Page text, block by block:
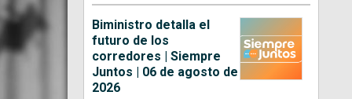
Biministro detalla el
futuro de los
corredores | Siempre
Juntos | 06 de agosto de
2026